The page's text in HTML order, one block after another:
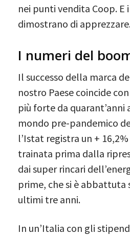
nei punti vendita Coop. E
dimostrano di
I numeri del
Il successo della marca
nostro Paese coincide
più forte da quarant’anni
mondo pre-pandemico
l’Istat registra un +
trainata prima dalla
dai super rincari
prime, che si è abbattuta
ultimi tre anni.
In un’Italia con gli